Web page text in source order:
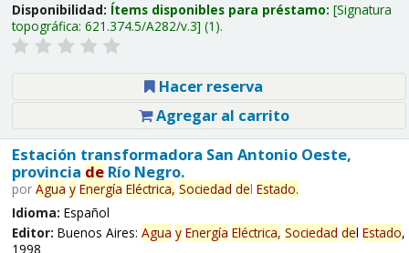
Disponibilidad: Ítems disponibles para préstamo: Signatura
topográfica: 621.374.5/A282/v.3 (1).
Hacer reserva
Agregar al carrito
Estación transformadora San Antonio Oeste,
provincia deRío Negro.
por Agua y Energía Eléctrica, Sociedad del Estado.
Idioma: Español
Editor: Buenos Aires: Agua y Energía Eléctrica, Sociedad del Estado,
1998